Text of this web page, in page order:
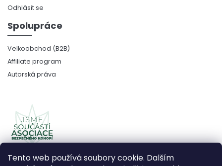
Tento web používá soubory cookie. Dalším
Odhlásit se
Spolupráce
Velkoobchod (B2B)
Affiliate program
Autorská práva